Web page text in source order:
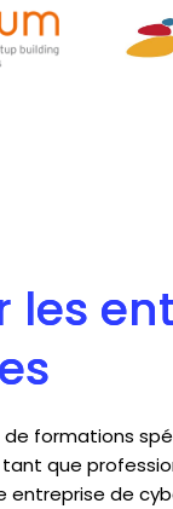
formations
que
entreprise de